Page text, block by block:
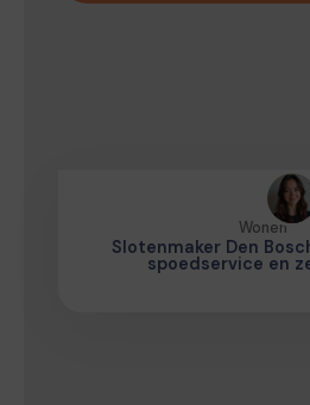
Wonen
Slotenmaker Den
spoedservice en